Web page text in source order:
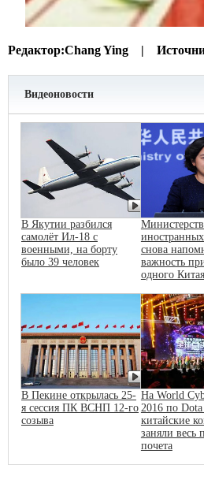
Редактор:Chang Ying |
Видеоновости
В Якутии разбился
самолёт Ил-18 с
военными, на борту
было 39 человек
снова
важность
одного Китая
В Пекине открылась 25-
я сессия ПК ВСНП 12-го
созыва
На World
2016 по Dota
китайские
заняли весь
почета